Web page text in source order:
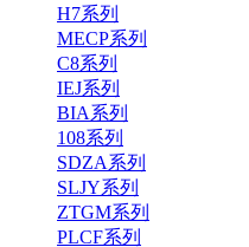
H7系列
MECP系列
C8系列
IEJ系列
BIA系列
108系列
SDZA系列
SLJY系列
ZTGM系列
PLCF系列